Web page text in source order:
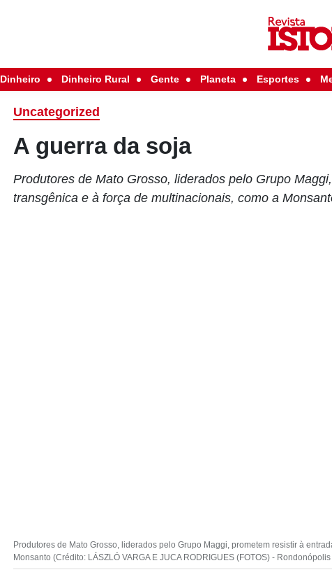
Dinheiro Dinheiro Rural Gente Planeta Esportes
Uncategorized
A guerra da soja
Produtores de Mato Grosso, liderados pelo Grupo
transgênica e à força de multinacionais, como a
Produtores de Mato Grosso, liderados pelo Grupo Maggi, prometem resistir à
Monsanto (Crédito: LÁSZLÓ VARGA E JUCA RODRIGUES (FOTOS) -